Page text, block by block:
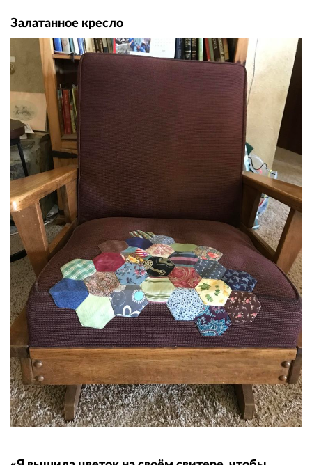
Залатанное кресло